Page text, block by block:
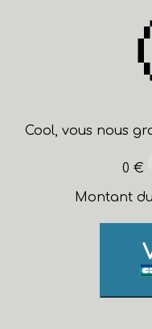
Cool, vous nous
0 €
Montant